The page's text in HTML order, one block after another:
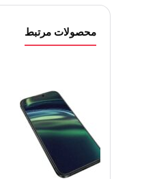
محصولات مرتبط